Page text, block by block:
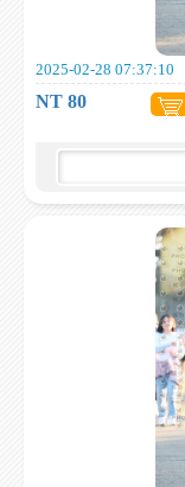
2025-02-28 07:37:10
NT 80